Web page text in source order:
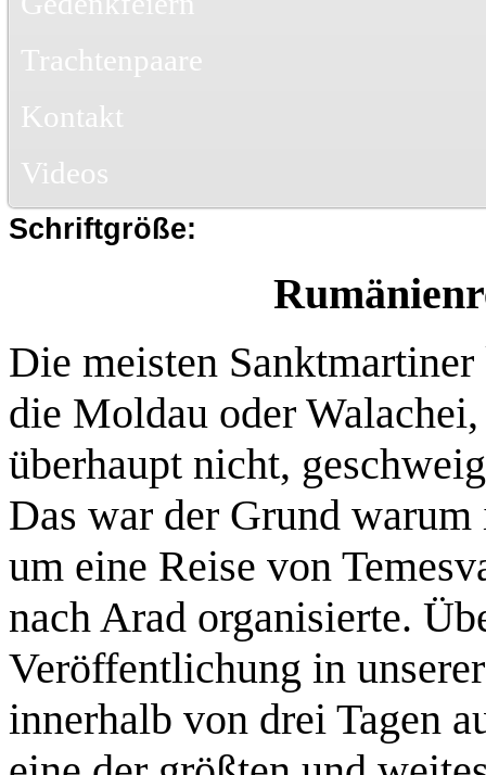
Trachtenpaare
Kontakt
Videos
Schriftgröße:
Die meisten
die Moldau oder
überhaupt nicht,
Das war der Grund
um eine Reise von
nach Arad organisierte.
Veröffentlichung in
innerhalb von drei Tagen